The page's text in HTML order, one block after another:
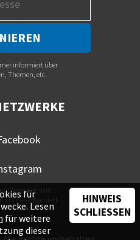
informiert über
Themen, etc.
Newsfeed wird
begeistert
für
Lesen
für weitere
dieser
HINWEIS
SCHLIESSEN